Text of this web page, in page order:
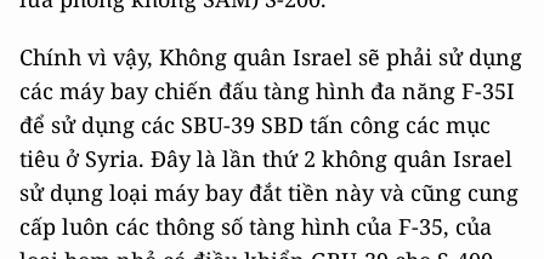
Chính vì vậy, Không quân Israel sẽ phải sử dụng
các máy bay chiến đấu tàng hình đa năng F-35I
để sử dụng các SBU-39 SBD tấn công các mục
tiêu ở Syria. Đây là lần thứ 2 không quân Israel
sử dụng loại máy bay đắt tiền này và cũng cung
cấp luôn các thông số tàng hình của F-35, của